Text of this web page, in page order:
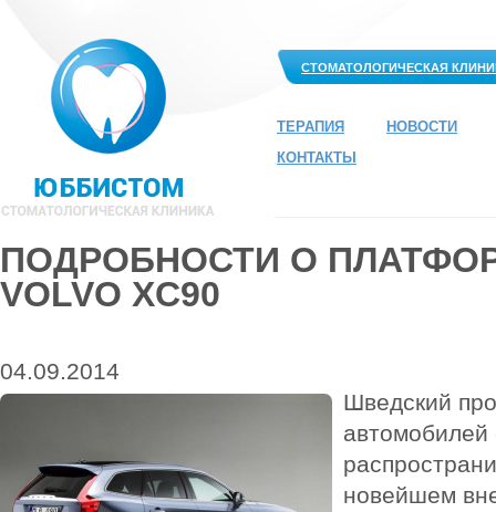
СТОМАТОЛОГИЧЕСКАЯ
ТЕРАПИЯ
НОВОСТИ
КОНТАКТЫ
ПОДРОБНОСТИ О
VOLVO XC90
04.09.2014
Шведский
автомобилей
новейшем